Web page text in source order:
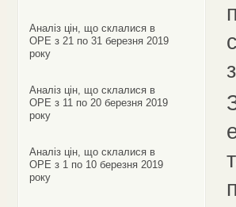
Аналіз цін, що склалися в
ОРЕ з 21 по 31 березня 2019
року
Аналіз цін, що склалися в
ОРЕ з 11 по 20 березня 2019
року
Аналіз цін, що склалися в
ОРЕ з 1 по 10 березня 2019
року